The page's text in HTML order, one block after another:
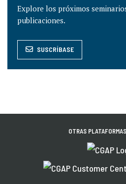
Explore los próximos
publicaciones.
SUSCRÍBASE
OTRAS